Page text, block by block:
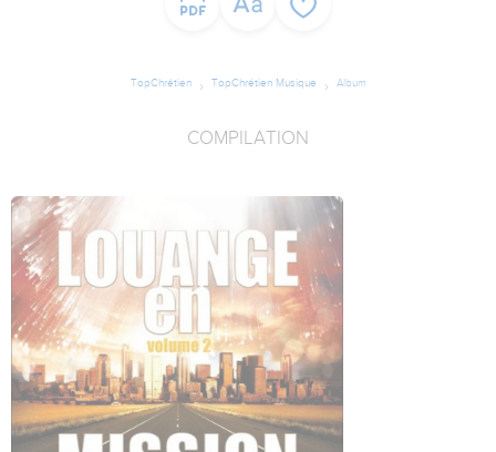
TopChrétien TopChrétien Musique Album
COMPILATION